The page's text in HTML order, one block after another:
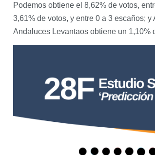
Podemos obtiene el 8,62% de votos,
3,61% de votos, y entre 0 a 3 escaños;
Andaluces Levantaos obtiene un 1,10%